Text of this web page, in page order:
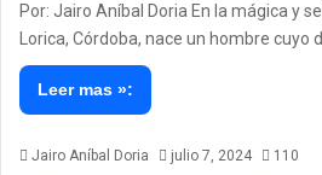
Por: Jairo Aníbal Doria En la mágica y
Lorica, Córdoba, nace un hombre cuyo
Leer mas »:
Jairo Aníbal Doria julio 7, 2024 110